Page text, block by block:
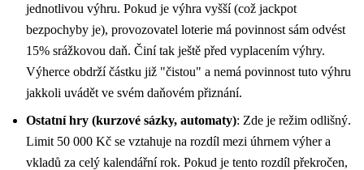
jednotlivou výhru. Pokud je výhra vyšší (což jackpot
bezpochyby je), provozovatel loterie má povinnost sám odvést
15% srážkovou daň. Činí tak ještě před vyplacením výhry.
Výherce obdrží částku již "čistou" a nemá povinnost tuto výhru
jakkoli uvádět ve svém daňovém přiznání.
Ostatní hry (kurzové sázky, automaty): Zde je režim odlišný.
Limit 50 000 Kč se vztahuje na rozdíl mezi úhrnem výher a
vkladů za celý kalendářní rok. Pokud je tento rozdíl překročen,